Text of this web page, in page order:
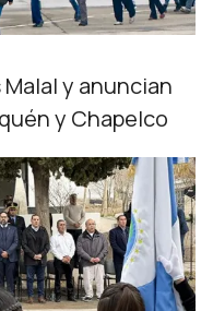
y anuncian
y Chapelco